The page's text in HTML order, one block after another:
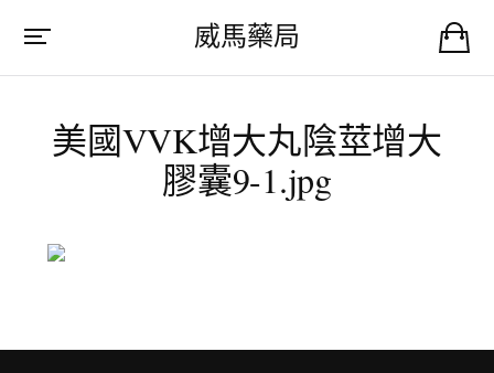
威馬藥局
美國VVK增大丸陰莖增大
膠囊9-1.jpg